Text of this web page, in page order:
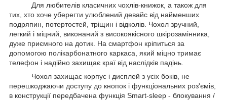
Для любителів класичних чохлів-книжок, а також для
тих, хто хоче уберегти улюблений девайс від найменших
подряпин, потертостей, тріщин і відколів. Чохол зручний,
легкий і міцний, виконаний з високоякісного шкірозамінника,
дуже приємного на дотик. На смартфон кріпиться за
допомогою полікарбонатного каркаса, який міцно тримає
телефон і надійно захищає краї від наслідків падінь.
Чохол захищає корпус і дисплей з усіх боків, не
перешкоджаючи доступу до кнопок і функціональних роз'ємів,
в конструкції передбачена функція Smart-sleep - блокування /